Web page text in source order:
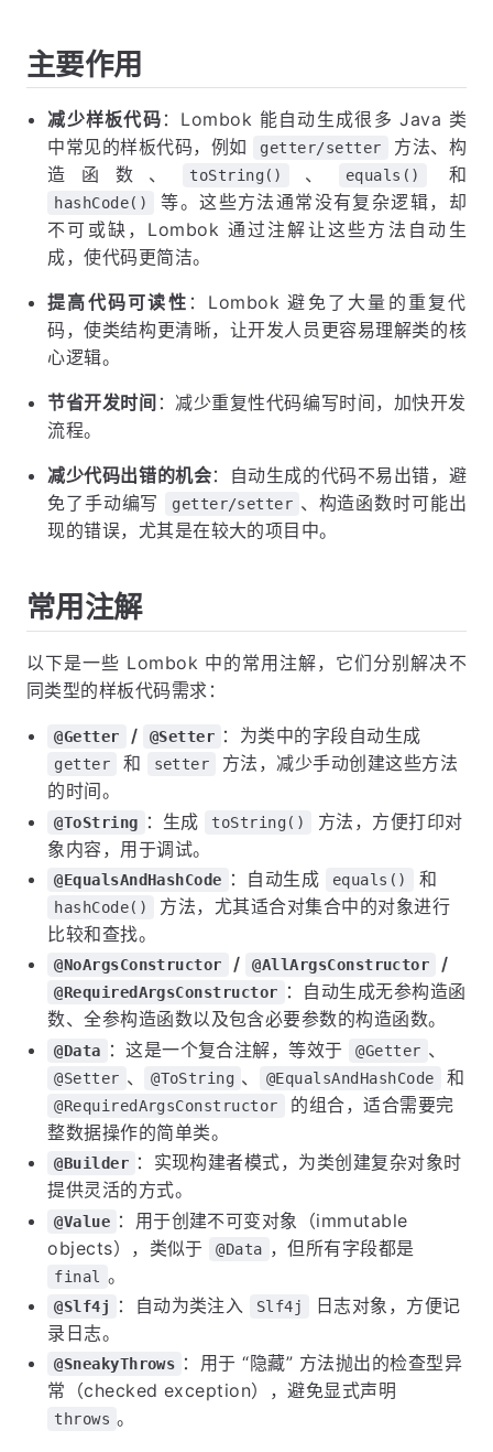
主要作用
减少样板代码 ：Lombok 能自动生成很多 Java 类
中常见的样板代码，例如
getter/setter
方法、构
造函数、
toString() 、 equals() 和
hashCode()
等。这些方法通常没有复杂逻辑，却
不可或缺，Lombok 通过注解让这些方法自动生
成，使代码更简洁。
提高代码可读性 ：Lombok 避免了大量的重复代
码，使类结构更清晰，让开发人员更容易理解类的核
心逻辑。
节省开发时间 ：减少重复性代码编写时间，加快开发
流程。
减少代码出错的机会：自动生成的代码不易出错，避
免了手动编写
getter/setter 、构造函数时可能出
现的错误，尤其是在较大的项目中。
常用注解
以下是一些 Lombok 中的常用注解，它们分别解决不
同类型的样板代码需求：
@Getter / @Setter ：为类中的字段自动生成
getter 和 setter
方法，减少手动创建这些方法
的时间。
@ToString ：生成 toString()
方法，方便打印对
象内容，用于调试。
@EqualsAndHashCode ：自动生成 equals() 和
hashCode()
方法，尤其适合对集合中的对象进行
比较和查找。
@NoArgsConstructor / @AllArgsConstructor /
@RequiredArgsConstructor
：自动生成无参构造函
数、全参构造函数以及包含必要参数的构造函数。
@Data ：这是一个复合注解，等效于 @Getter 、
@Setter 、 @ToString 、 @EqualsAndHashCode 和
@RequiredArgsConstructor
的组合，适合需要完
整数据操作的简单类。
@Builder ：实现构建者模式，为类创建复杂对象时
提供灵活的方式。
@Value ：用于创建不可变对象（immutable
objects），类似于
@Data ，但所有字段都是
final 。
@Slf4j ：自动为类注入 Slf4j
日志对象，方便记
录日志。
@SneakyThrows ：用于 “隐藏” 方法抛出的检查型异
常（checked exception），避免显式声明
throws 。